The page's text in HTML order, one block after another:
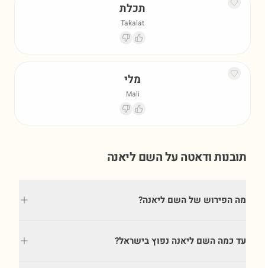
תכלת
Takalat
מלי
Mali
תובנות ודאטה על השםליאנה
מה הפירוש של השם ליאנה?
עד כמה השם ליאנה נפוץ בישראל?